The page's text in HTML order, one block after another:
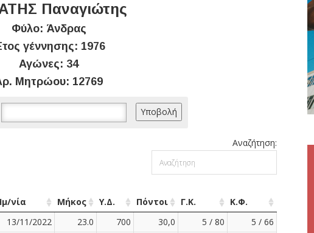
Παναγιώτης
Φύλο: Άνδρας
γέννησης: 1976
Αγώνες: 34
Μητρώου: 12769
Αναζήτηση:
νία Μήκος Υ.Δ. Πόντοι Γ.Κ.
Κ.Φ.
13/11/2022 23.0 700 30,0 5 / 80
5 / 66